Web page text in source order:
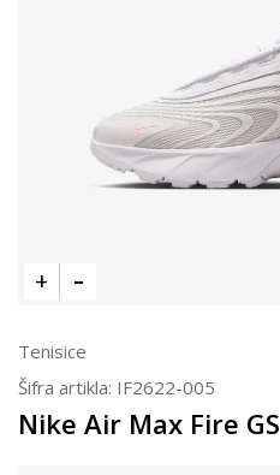
Tenisice
Šifra artikla: IF2622-005
Nike Air Max Fire GS